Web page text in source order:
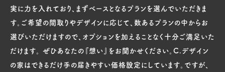
実に力を入れており、まずベースとなるプランを選んでいただきま
す。ご希望の間取りやデザインに応じて、数あるプランの中からお
選びいただけますので、オプションを加えることなく十分ご満足いた
だけます。 ぜひあなたの『想い』をお聞かせください。C.デザイン
の家はできるだけ手の届きやすい価格設定にしています。ですが、